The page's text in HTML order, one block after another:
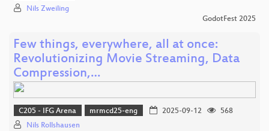
Nils Zweiling
GodotFest 2025
Few things, everywhere, all at once:
Revolutionizing Movie Streaming, Data
Compression,…
C205 - IFG Arena mrmcd25-eng 2025-09-12
568
Nils Rollshausen